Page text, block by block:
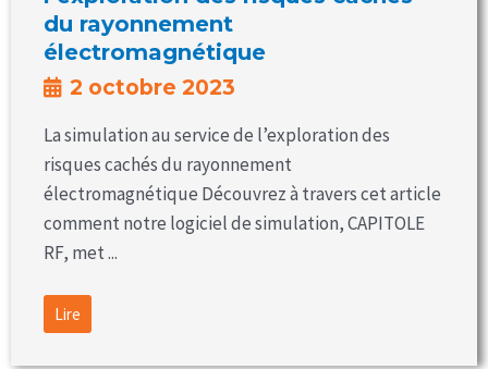
du rayonnement
électromagnétique
2 octobre 2023
La simulation au service de l’exploration des
risques cachés du rayonnement
électromagnétique Découvrez à travers cet article
comment notre logiciel de simulation, CAPITOLE
RF, met ...
Lire